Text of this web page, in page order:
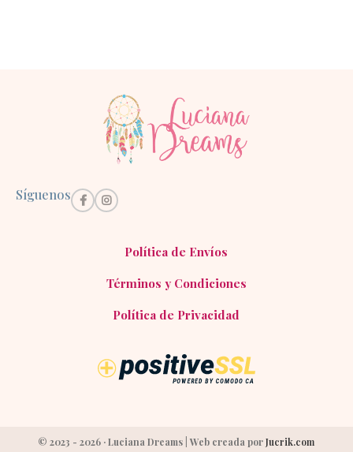
Síguenos
Política de Envíos
Términos y Condiciones
Política de Privacidad
© 2023 - 2026 · Luciana Dreams | Web creada porJucrik.com